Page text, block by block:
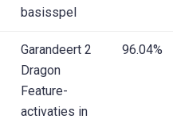
basisspel
Garandeert 2
Dragon
Feature-
activaties in
96.04%